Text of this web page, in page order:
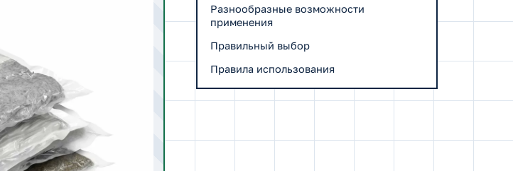
Разнообразные возможности
применения
Правильный выбор
Правила использования